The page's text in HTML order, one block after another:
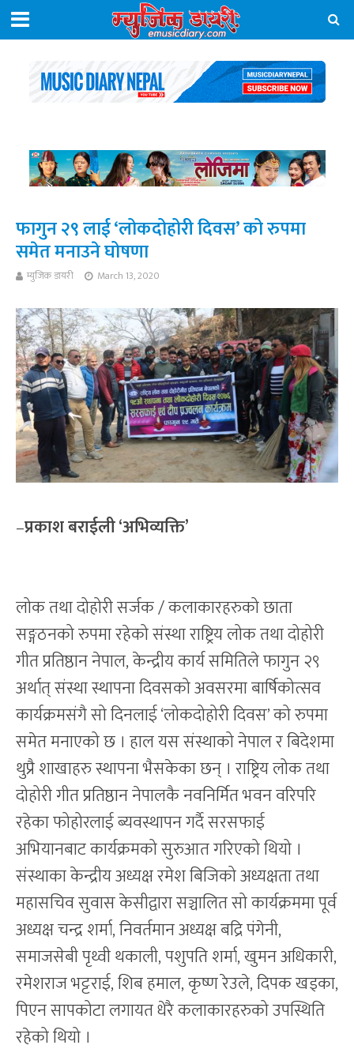
फागुन २९ लाई ‘लोकदोहोरी दिवस’ को रुपमा
समेत मनाउने घोषणा
म्युजिक डायरी March 13, 2020
–प्रकाश बराईली ‘अभिव्यक्ति’
लोक तथा दोहोरी सर्जक / कलाकारहरुको छाता
सङ्गठनको रुपमा रहेको संस्था राष्ट्रिय लोक तथा दोहोरी
गीत प्रतिष्ठान नेपाल, केन्द्रीय कार्य समितिले फागुन २९
अर्थात् संस्था स्थापना दिवसको अवसरमा बार्षिकोत्सव
कार्यक्रमसंगै सो दिनलाई ‘लोकदोहोरी दिवस’ को रुपमा
समेत मनाएको छ । हाल यस संस्थाको नेपाल र बिदेशमा
थुप्रै शाखाहरु स्थापना भैसकेका छन् । राष्ट्रिय लोक तथा
दोहोरी गीत प्रतिष्ठान नेपालकै नवनिर्मित भवन वरिपरि
रहेका फोहोरलाई ब्यवस्थापन गर्दै सरसफाई
अभियानबाट कार्यक्रमको सुरुआत गरिएको थियो ।
संस्थाका केन्द्रीय अध्यक्ष रमेश बिजिको अध्यक्षता तथा
महासचिव सुवास केसीद्वारा सञ्चालित सो कार्यक्रममा पूर्व
अध्यक्ष चन्द्र शर्मा, निवर्तमान अध्यक्ष बद्रि पंगेनी,
समाजसेबी पृथ्वी थकाली, पशुपति शर्मा, खुमन अधिकारी,
रमेशराज भट्टराई, शिब हमाल, कृष्ण रेउले, दिपक खड्का,
पिएन सापकोटा लगायत धेरै कलाकारहरुको उपस्थिति
रहेको थियो ।